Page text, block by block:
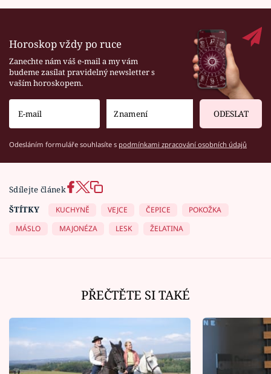
Horoskop vždy po ruce
Zanechte nám váš e-mail a my vám
budeme zasílat pravidelný newsletter s
vaším horoskopem.
ODESLAT
Odesláním formuláře souhlasíte s podmínkami zpracování osobních údajů
Sdílejte článek
ŠTÍTKY
KUCHYNĚ VEJCE ČEPICE
POKOŽKA
MÁSLO
MAJONÉZA LESK ŽELATINA
PŘEČTĚTE SI TAKÉ